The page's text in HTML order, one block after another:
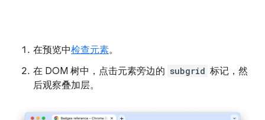
在预览中检查元素。
在 DOM 树中，点击元素旁边的 subgrid 标记，然
后观察叠加层。